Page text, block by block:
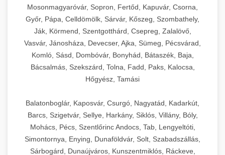
Mosonmagyaróvár, Sopron, Fertőd, Kapuvár, Csorna,
Győr, Pápa, Celldömölk, Sárvár, Kőszeg, Szombathely,
Ják, Körmend, Szentgotthárd, Csepreg, Zalalövő,
Vasvár, Jánosháza, Devecser, Ajka, Sümeg, Pécsvárad,
Komló, Sásd, Dombóvár, Bonyhád, Bátaszék, Baja,
Bácsalmás, Szekszárd, Tolna, Fadd, Paks, Kalocsa,
Hőgyész, Tamási
Balatonboglár, Kaposvár, Csurgó, Nagyatád, Kadarkút,
Barcs, Szigetvár, Sellye, Harkány, Siklós, Villány, Bóly,
Mohács, Pécs, Szentlőrinc Andocs, Tab, Lengyeltóti,
Simontornya, Enying, Dunaföldvár, Solt, Szabadszállás,
Sárbogárd, Dunaújváros, Kunszentmiklós, Ráckeve,